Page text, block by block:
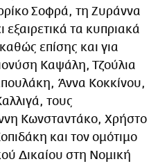
Σοφρά, τη Ζυράννα
τα κυπριακά
επίσης και για
Καψάλη, Τζούλια
Άννα Κοκκίνου,
τους
Κωνσταντάκο, Χρήστο
και τον ομότιμο
Δικαίου στη Νομική